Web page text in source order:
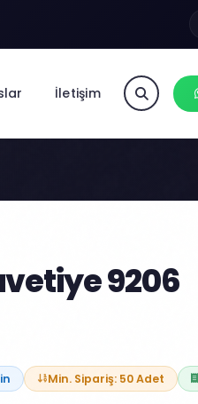
İletişim
9206
Min. Sipariş: 50 Adet